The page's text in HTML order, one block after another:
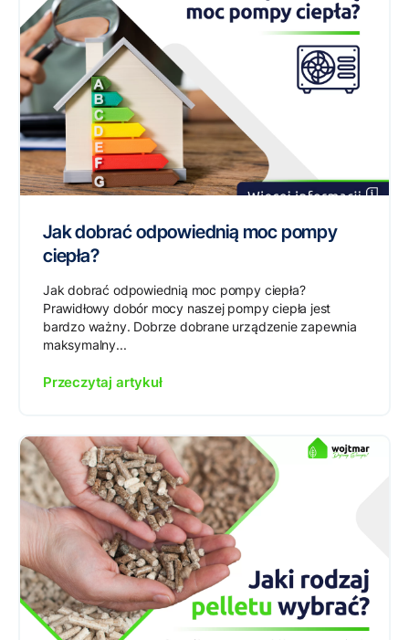
Jak dobrać odpowiednią moc pompy
ciepła?
Jak dobrać odpowiednią moc pompy ciepła?
Prawidłowy dobór mocy naszej pompy ciepła jest
bardzo ważny. Dobrze dobrane urządzenie zapewnia
maksymalny...
Przeczytaj artykuł